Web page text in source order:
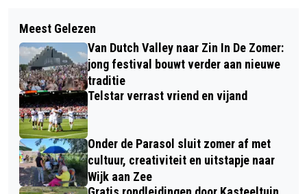
COLUMN VAN DE DAG / OSTEOPATHIE:
EEN GOED ALTERNATIEF (#12)
NEPVUURWAPENS NIET TE
ONDERSCHEIDEN VAN ECHT
Meest Gelezen
Van Dutch Valley naar Zin In De Zomer:
jong festival bouwt verder aan nieuwe
traditie
Telstar verrast vriend en vijand
Onder de Parasol sluit zomer af met
cultuur, creativiteit en uitstapje naar
Wijk aan Zee